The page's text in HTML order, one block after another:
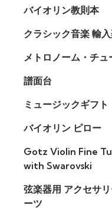
バイオリン教則本
クラシック音楽 輸
メトロノーム・チュ
譜面台
ミュージックギフト
バイオリン ピロー
Gotz Violin Fine
with Swarovski
弦楽器用 アクセサ
ーツ